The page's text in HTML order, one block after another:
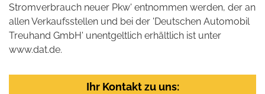
Stromverbrauch neuer Pkw' entnommen werden, der an
allen Verkaufsstellen und bei der 'Deutschen Automobil
Treuhand GmbH' unentgeltlich erhältlich ist unter
www.dat.de.
Ihr Kontakt zu uns: